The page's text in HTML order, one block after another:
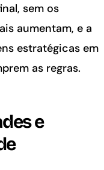
sem os
aumentam, e a
estratégicas em
as regras.
e